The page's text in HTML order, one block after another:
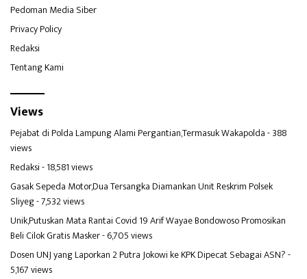
Pedoman Media Siber
Privacy Policy
Redaksi
Tentang Kami
Views
Pejabat di Polda Lampung Alami Pergantian,Termasuk Wakapolda- 388
views
Redaksi- 18,581 views
Gasak Sepeda Motor,Dua Tersangka Diamankan Unit Reskrim Polsek
Sliyeg- 7,532 views
Unik,Putuskan Mata Rantai Covid 19 Arif Wayae Bondowoso Promosikan
Beli Cilok Gratis Masker- 6,705 views
Dosen UNJ yang Laporkan 2 Putra Jokowi ke KPK Dipecat Sebagai ASN?-
5,167 views